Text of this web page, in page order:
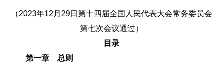
（2023年12月29日第十四届全国人民代表大会常务委员会
第七次会议通过）
目录
第一章 总则